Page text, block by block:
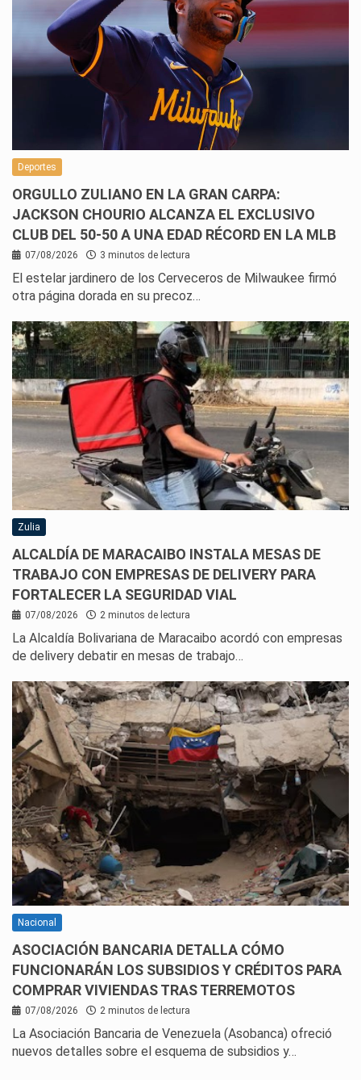
Deportes
ORGULLO ZULIANO EN LA GRAN CARPA:
JACKSON CHOURIO ALCANZA EL EXCLUSIVO
CLUB DEL 50-50 A UNA EDAD RÉCORD EN LA MLB
07/08/2026 3 minutos de lectura
El estelar jardinero de los Cerveceros de Milwaukee firmó
otra página dorada en su precoz…
Zulia
ALCALDÍA DE MARACAIBO INSTALA MESAS DE
TRABAJO CON EMPRESAS DE DELIVERY PARA
FORTALECER LA SEGURIDAD VIAL
07/08/2026 2 minutos de lectura
La Alcaldía Bolivariana de Maracaibo acordó con empresas
de delivery debatir en mesas de trabajo…
Nacional
ASOCIACIÓN BANCARIA DETALLA CÓMO
FUNCIONARÁN LOS SUBSIDIOS Y CRÉDITOS PARA
COMPRAR VIVIENDAS TRAS TERREMOTOS
07/08/2026 2 minutos de lectura
La Asociación Bancaria de Venezuela (Asobanca) ofreció
nuevos detalles sobre el esquema de subsidios y…